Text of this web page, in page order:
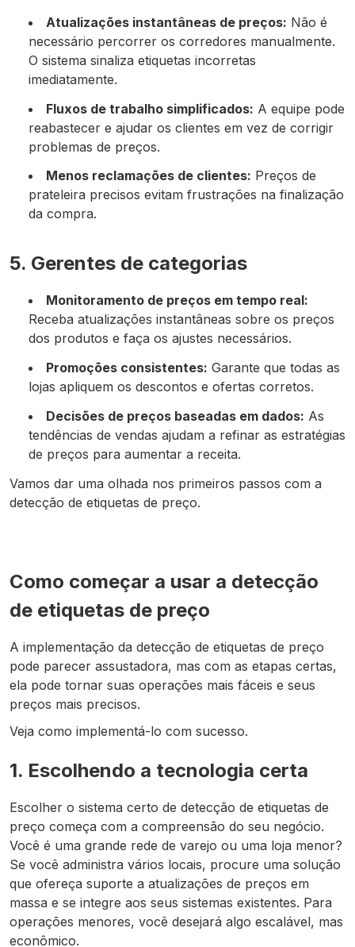
Atualizações instantâneas de preços: Não é
necessário percorrer os corredores manualmente.
O sistema sinaliza etiquetas incorretas
imediatamente.
Fluxos de trabalho simplificados: A equipe pode
reabastecer e ajudar os clientes em vez de corrigir
problemas de preços.
Menos reclamações de clientes: Preços de
prateleira precisos evitam frustrações na finalização
da compra.
5. Gerentes de categorias
Monitoramento de preços em tempo real:
Receba atualizações instantâneas sobre os preços
dos produtos e faça os ajustes necessários.
Promoções consistentes: Garante que todas as
lojas apliquem os descontos e ofertas corretos.
Decisões de preços baseadas em dados: As
tendências de vendas ajudam a refinar as estratégias
de preços para aumentar a receita.
Vamos dar uma olhada nos primeiros passos com a
detecção de etiquetas de preço.
Como começar a usar a detecção
de etiquetas de preço
A implementação da detecção de etiquetas de preço
pode parecer assustadora, mas com as etapas certas,
ela pode tornar suas operações mais fáceis e seus
preços mais precisos.
Veja como implementá-lo com sucesso.
1. Escolhendo a tecnologia certa
Escolher o sistema certo de detecção de etiquetas de
preço começa com a compreensão do seu negócio.
Você é uma grande rede de varejo ou uma loja menor?
Se você administra vários locais, procure uma solução
que ofereça suporte a atualizações de preços em
massa e se integre aos seus sistemas existentes. Para
operações menores, você desejará algo escalável, mas
econômico.